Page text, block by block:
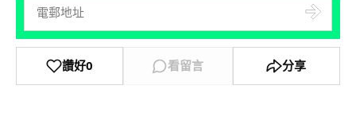
讚好0 看留言 分享